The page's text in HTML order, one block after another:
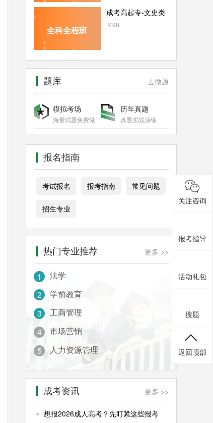
全科全程班
成考高起专-文史类
￥98
题库 去做题
模拟考场
海量试题免费做
历年真题
真题实战演练
报名指南
考试报名 报考指南 常见问题
招生专业
热门专业推荐 更多 >>
1
法学
2
学前教育
3
工商管理
4
市场营销
5
人力资源管理
成考资讯 更多 >>
想报2026成人高考？先盯紧这些报考
关注咨询
报考指导
活动礼包
搜题
返回顶部